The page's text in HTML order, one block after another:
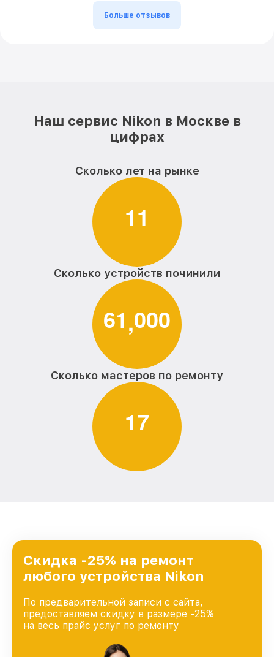
Больше отзывов
Наш сервис Nikon в Москве в
цифрах
Сколько лет на рынке
11
Сколько устройств починили
61,000
Сколько мастеров по ремонту
17
Скидка -25% на ремонт
любого устройства Nikon
По предварительной записи с сайта,
предоставляем скидку в размере -25%
на весь прайс услуг по ремонту